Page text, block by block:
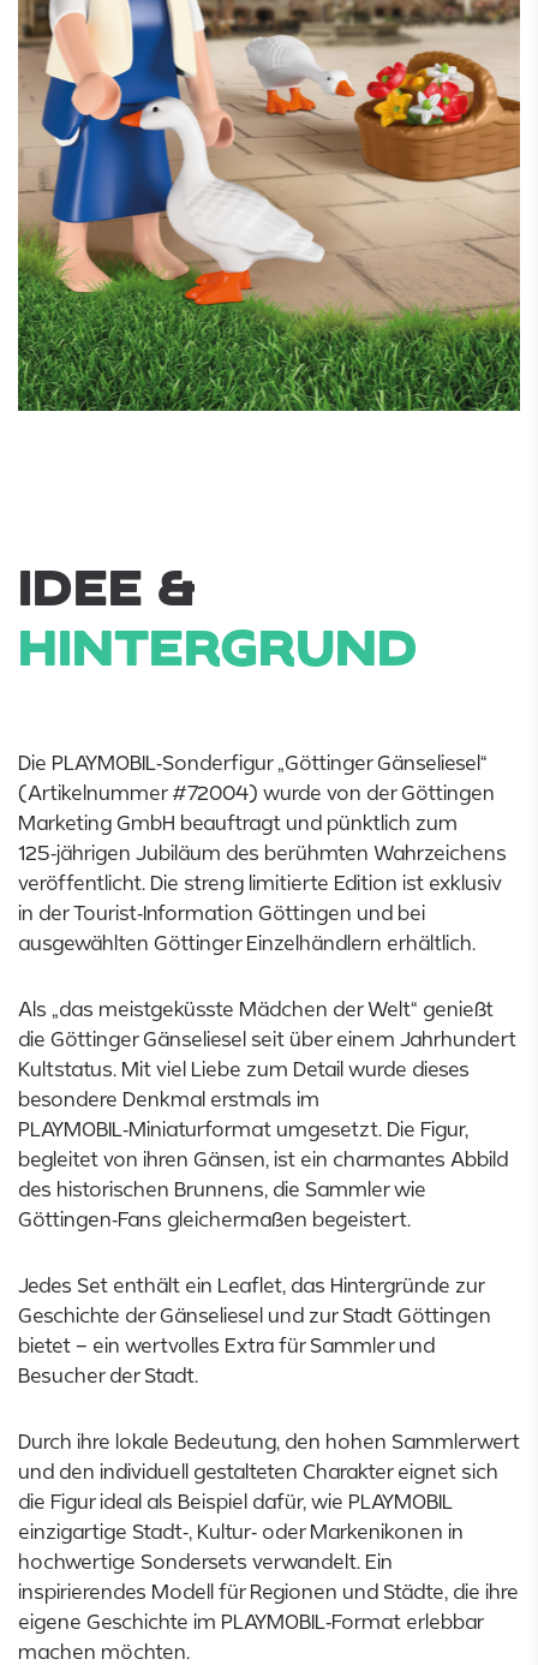
IDEE &
HINTERGRUND
Die PLAYMOBIL‑Sonderfigur „Göttinger Gänseliesel“
(Artikelnummer #72004) wurde von der Göttingen
Marketing GmbH beauftragt und pünktlich zum
125‑jährigen Jubiläum des berühmten Wahrzeichens
veröffentlicht. Die streng limitierte Edition ist exklusiv
in der Tourist‑Information Göttingen und bei
ausgewählten Göttinger Einzelhändlern erhältlich.
Als „das meistgeküsste Mädchen der Welt“ genießt
die Göttinger Gänseliesel seit über einem Jahrhundert
Kultstatus. Mit viel Liebe zum Detail wurde dieses
besondere Denkmal erstmals im
PLAYMOBIL‑Miniaturformat umgesetzt. Die Figur,
begleitet von ihren Gänsen, ist ein charmantes Abbild
des historischen Brunnens, die Sammler wie
Göttingen‑Fans gleichermaßen begeistert.
Jedes Set enthält ein Leaflet, das Hintergründe zur
Geschichte der Gänseliesel und zur Stadt Göttingen
bietet – ein wertvolles Extra für Sammler und
Besucher der Stadt.
Durch ihre lokale Bedeutung, den hohen Sammlerwert
und den individuell gestalteten Charakter eignet sich
die Figur ideal als Beispiel dafür, wie PLAYMOBIL
einzigartige Stadt‑, Kultur‑ oder Markenikonen in
hochwertige Sondersets verwandelt. Ein
inspirierendes Modell für Regionen und Städte, die ihre
eigene Geschichte im PLAYMOBIL‑Format erlebbar
machen möchten.